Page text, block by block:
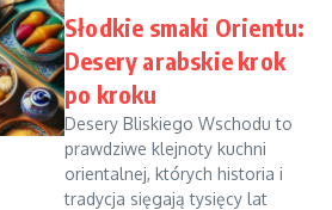
Słodkie smaki Orientu:
Desery arabskie krok
po kroku
Desery Bliskiego Wschodu to
prawdziwe klejnoty kuchni
orientalnej, których historia i
tradycja sięgają tysięcy lat